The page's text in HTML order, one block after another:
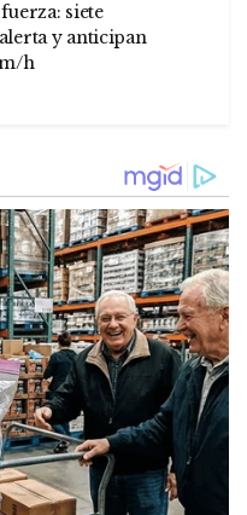
siete
y anticipan
h